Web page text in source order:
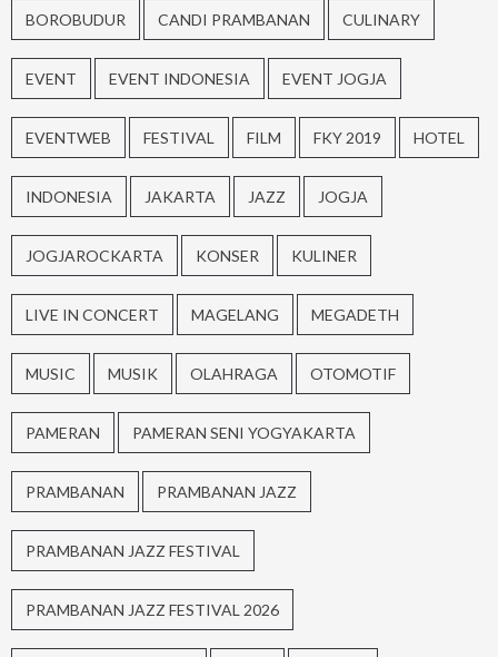
BOROBUDUR CANDI PRAMBANAN CULINARY
EVENT EVENT INDONESIA EVENT JOGJA
EVENTWEB FESTIVAL FILM FKY 2019 HOTEL
INDONESIA JAKARTA JAZZ JOGJA
JOGJAROCKARTA KONSER KULINER
LIVE IN CONCERT MAGELANG MEGADETH
MUSIC MUSIK OLAHRAGA OTOMOTIF
PAMERAN PAMERAN SENI YOGYAKARTA
PRAMBANAN PRAMBANAN JAZZ
PRAMBANAN JAZZ FESTIVAL
PRAMBANAN JAZZ FESTIVAL 2026